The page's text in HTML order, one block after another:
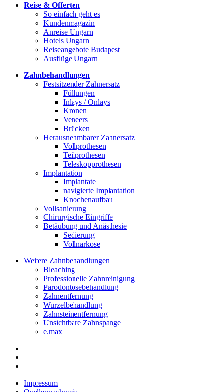
Reise & Offerten
So einfach geht es
Kundenmagazin
Anreise Ungarn
Hotels Ungarn
Reiseangebote Budapest
Ausflüge Ungarn
Zahnbehandlungen
Festsitzender Zahnersatz
Füllungen
Inlays / Onlays
Kronen
Veneers
Brücken
Herausnehmbarer Zahnersatz
Vollprothesen
Teilprothesen
Teleskopprothesen
Implantation
Implantate
navigierte Implantation
Knochenaufbau
Vollsanierung
Chirurgische Eingriffe
Betäubung und Anästhesie
Sedierung
Vollnarkose
Weitere Zahnbehandlungen
Bleaching
Professionelle Zahnreinigung
Parodontosebehandlung
Zahnentfernung
Wurzelbehandlung
Zahnsteinentfernung
Unsichtbare Zahnspange
e.max
Impressum